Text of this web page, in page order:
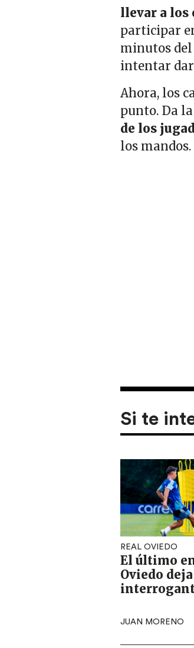
llevar a los
participar
minutos del
intentar
Ahora, los
punto. Da
de los
los
Si te
REAL OVIEDO
El último
Oviedo
JUAN MORENO